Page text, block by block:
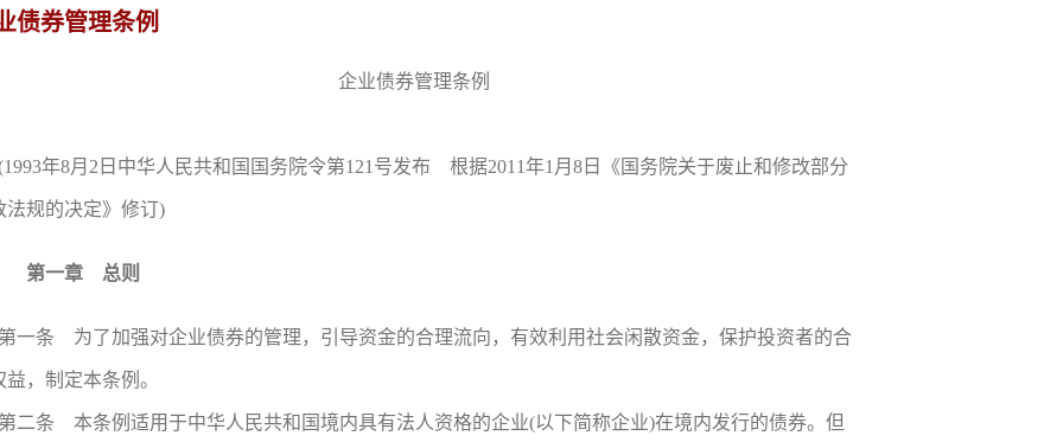
债券管理条例
企业债券管理条例
年8月2日中华人民共和国国务院令第121号发布 根据2011年1月8日《国务院关于废止和修改部分
法规的决定》修订)
第一章 总则
一条 为了加强对企业债券的管理，引导资金的合理流向，有效利用社会闲散资金，保护投资者的合
益，制定本条例。
二条 本条例适用于中华人民共和国境内具有法人资格的企业(以下简称企业)在境内发行的债券。但